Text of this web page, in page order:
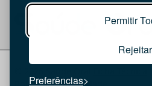
Permitir
Rejeitar
Preferências